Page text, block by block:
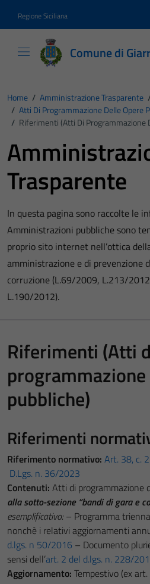
Regione Siciliana
Comune di
Home / Amministrazione Trasparente
/ Atti Di Programmazione Delle Opere
/ Riferimenti (Atti Di Programmazione
Trasparente
In questa pagina sono raccolte le
Amministrazioni pubbliche sono
proprio sito internet nell’ottica
amministrazione e di prevenzione
corruzione (L.69/2009, L.213/
L.190/2012).
Riferimenti (Atti
pubbliche)
Riferimenti
Riferimento normativo: Art. 38, c.
D.Lgs. n. 36/2023
Contenuti: Atti di programmazione
alla sotto-sezione “bandi di gara e
esemplificativo:– Programma
nonchè i relativi aggiornamenti
d.lgs. n 50/2016 – Documento
sensi dell’art. 2 del d.lgs. n. 228/
Aggiornamento: Tempestivo (ex